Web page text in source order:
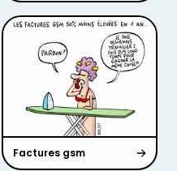
Factures gsm